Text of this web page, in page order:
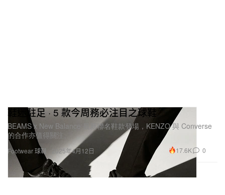
Footwear 球鞋
鞋迷駐足 · 5 款今周務必注目之球鞋
BEAMS x New Balance 最新聯名鞋款登場，KENZO 與 Converse
的合作亦值得關注。
2025年4月12日 17.6K 0